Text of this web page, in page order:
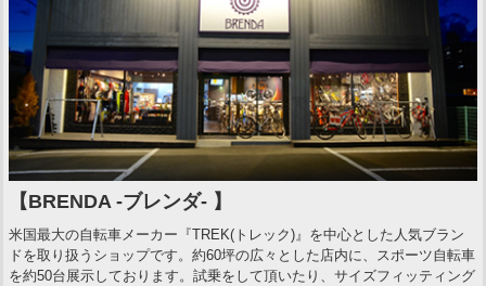
【BRENDA -ブレンダ- 】
米国最大の自転車メーカー『TREK(トレック)』を中心とした人気ブラン
ドを取り扱うショップです。約60坪の広々とした店内に、スポーツ自転車
を約50台展示しております。試乗をして頂いたり、サイズフィッティング